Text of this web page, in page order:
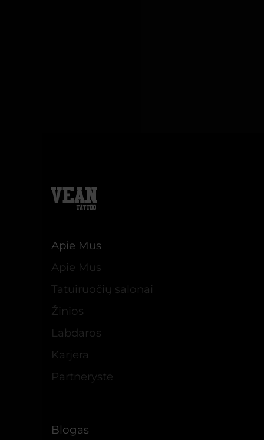
Apie Mus
Apie Mus
Tatuiruočių salonai
Žinios
Labdaros
Karjera
Partnerystė
Blogas